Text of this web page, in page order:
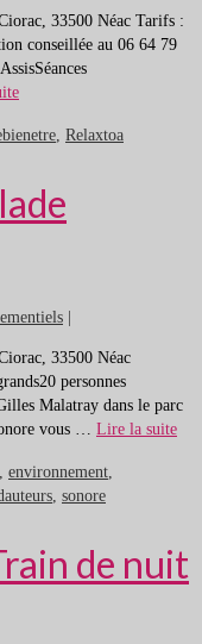
33500 Néac Tarifs :
conseillée au 06 64 79
, Relaxtoa
33500 Néac
personnes
Malatray dans le parc
vous … Lire la suite
, environnement,
, sonore
de nuit